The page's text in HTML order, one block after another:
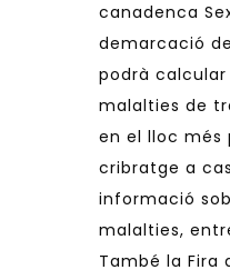
canadenca
demarcació
podrà calcular
malalties de
en el lloc més
cribratge a
informació
malalties,
També la Fira